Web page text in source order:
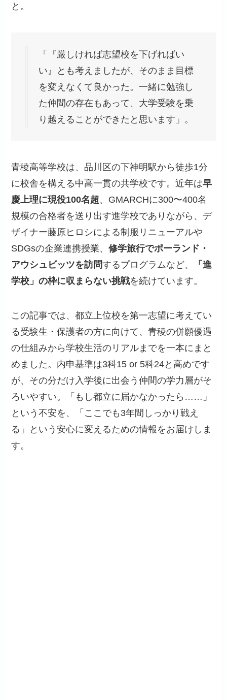
と。
「『厳しければ志望校を下げればい
い』とも考えましたが、そのまま目標
を変えなくて良かった。一緒に勉強し
た仲間の存在もあって、大学受験を乗
り越えることができたと思います」。
青稜高等学校は、品川区の下神明駅から徒歩1分
に校舎を構える中高一貫の共学校です。近年は早
慶上理に現役100名超、GMARCHに300〜400名
規模の合格者を送り出す進学校でありながら、デ
ザイナー藤原ヒロシによる制服リニューアルや
SDGsの企業連携授業、修学旅行でポーランド・
アウシュビッツを訪問するプログラムなど、
「進
学校」の枠に収まらない挑戦を続けています。
この記事では、都立上位校を第一志望に考えてい
る受験生・保護者の方に向けて、青稜の併願優遇
の仕組みから学校生活のリアルまでを一本にまと
めました。内申基準は3科15 or 5科24と高めです
が、その分だけ入学後に出会う仲間の学力層がそ
ろいやすい。「もし都立に届かなかったら……」
という不安を、「ここでも3年間しっかり戦え
る」という安心に変えるための情報をお届けしま
す。